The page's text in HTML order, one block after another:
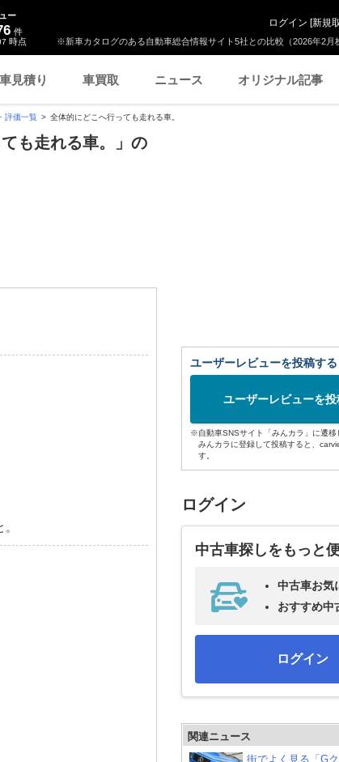
※新車カタログのある自動車総合情報サイト5社との比較（2026年2月
ー
件
時点
ログイン [新規
見積り 車買取 ニュース オリジナル記事
評価一覧 全体的にどこへ行っても走れる車。
も走れる車。」の
ユーザーレビューを投稿する
ユーザーレビューを投
※自動車SNSサイト「みんカラ」に遷移
みんカラに登録して投稿すると、
す。
ログイン
中古車探しをもっと
中古車お気
おすすめ中
ログイン
関連ニュース
街でよく見る「G